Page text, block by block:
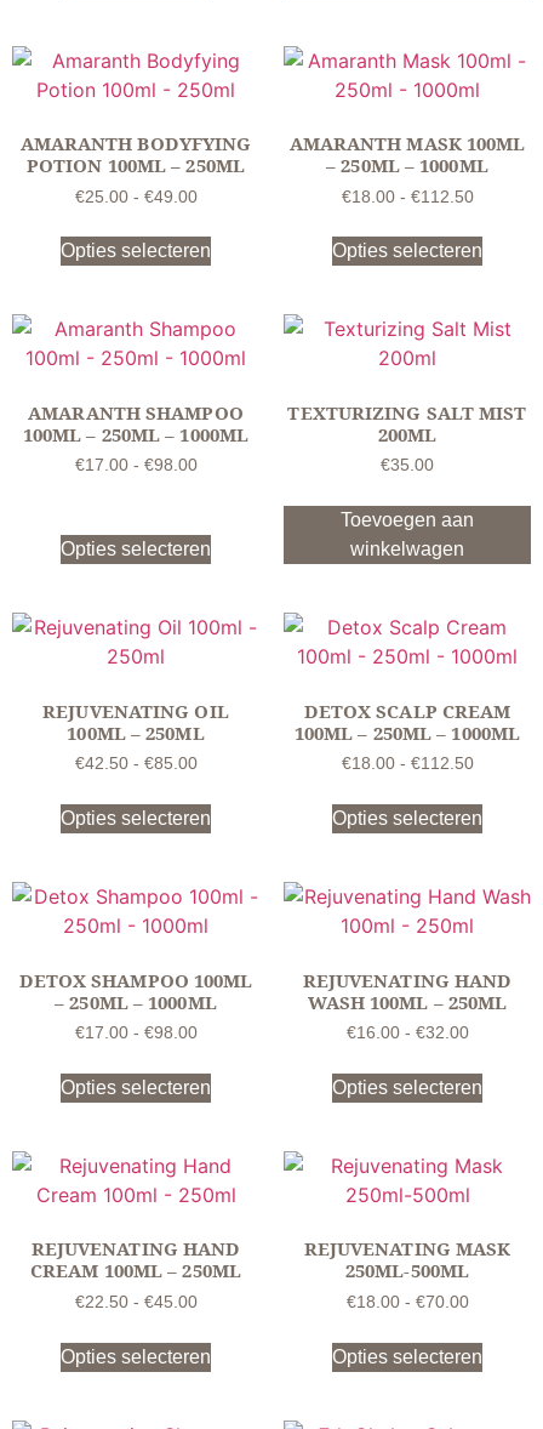
AMARANTH BODYFYING
POTION 100ML – 250ML
€25.00 - €49.00
Opties selecteren
AMARANTH MASK 100ML
– 250ML – 1000ML
€18.00 - €112.50
Opties selecteren
AMARANTH SHAMPOO
100ML – 250ML – 1000ML
€17.00 - €98.00
Opties selecteren
TEXTURIZING SALT MIST
200ML
€35.00
Toevoegen aan
winkelwagen
REJUVENATING OIL
100ML – 250ML
€42.50 - €85.00
Opties selecteren
DETOX SCALP CREAM
100ML – 250ML – 1000ML
€18.00 - €112.50
Opties selecteren
DETOX SHAMPOO 100ML
– 250ML – 1000ML
€17.00 - €98.00
Opties selecteren
REJUVENATING HAND
WASH 100ML – 250ML
€16.00 - €32.00
Opties selecteren
REJUVENATING HAND
CREAM 100ML – 250ML
€22.50 - €45.00
Opties selecteren
REJUVENATING MASK
250ML-500ML
€18.00 - €70.00
Opties selecteren